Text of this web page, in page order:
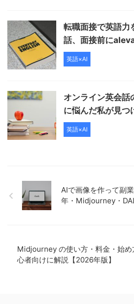
転職面接で英語力
話、面接前に
英語×AI
オンライン英会
に悩んだ私が見つ
英語×AI
AIで画像を作って副
年・Midjourney・
Midjourney の使い方・料金・始め
心者向けに解説【2026年版】